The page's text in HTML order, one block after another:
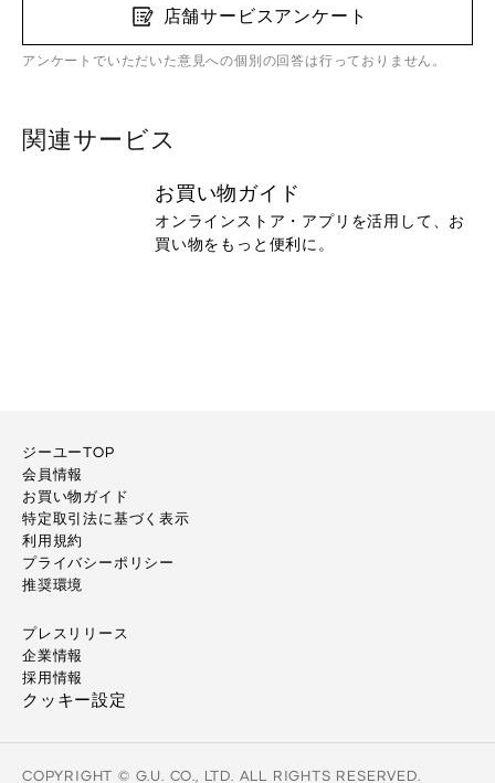
店舗サービスアンケート
アンケートでいただいた意見への個別の回答は行っておりません。
関連サービス
お買い物ガイド
オンラインストア・アプリを活用して、お
買い物をもっと便利に。
ジーユーTOP
会員情報
お買い物ガイド
特定取引法に基づく表示
利用規約
プライバシーポリシー
推奨環境
プレスリリース
企業情報
採用情報
クッキー設定
COPYRIGHT © G.U. CO., LTD. ALL RIGHTS RESERVED.